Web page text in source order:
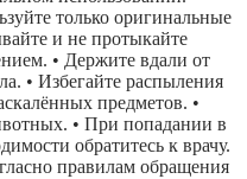
только оригинальные
и не протыкайте
• Держите вдали от
• Избегайте распыления
предметов. •
• При попадании в
обратитесь к врачу.
правилам обращения